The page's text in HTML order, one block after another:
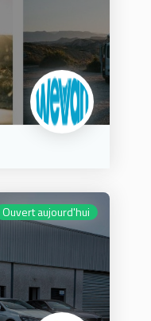
Ouvert aujourd'hui